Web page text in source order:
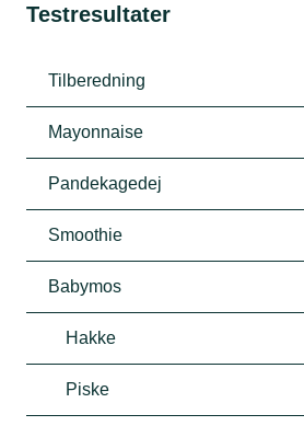
Testresultater
Tilberedning
Mayonnaise
Pandekagedej
Smoothie
Babymos
Hakke
Piske